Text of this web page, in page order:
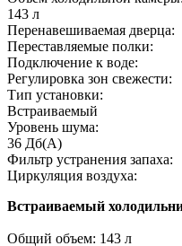
143 л
Перенавешиваемая дверца:
Переставляемые полки:
Подключение к воде:
Регулировка зон свежести:
Тип установки:
Встраиваемый
Уровень шума:
36 Дб(А)
Фильтр устранения запаха:
Циркуляция воздуха:
Встраиваемый
Общий объем: 143 л